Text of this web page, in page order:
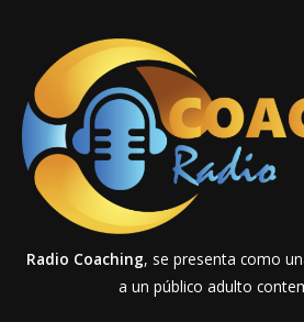
Radio Coaching, se presenta como
a un público adulto